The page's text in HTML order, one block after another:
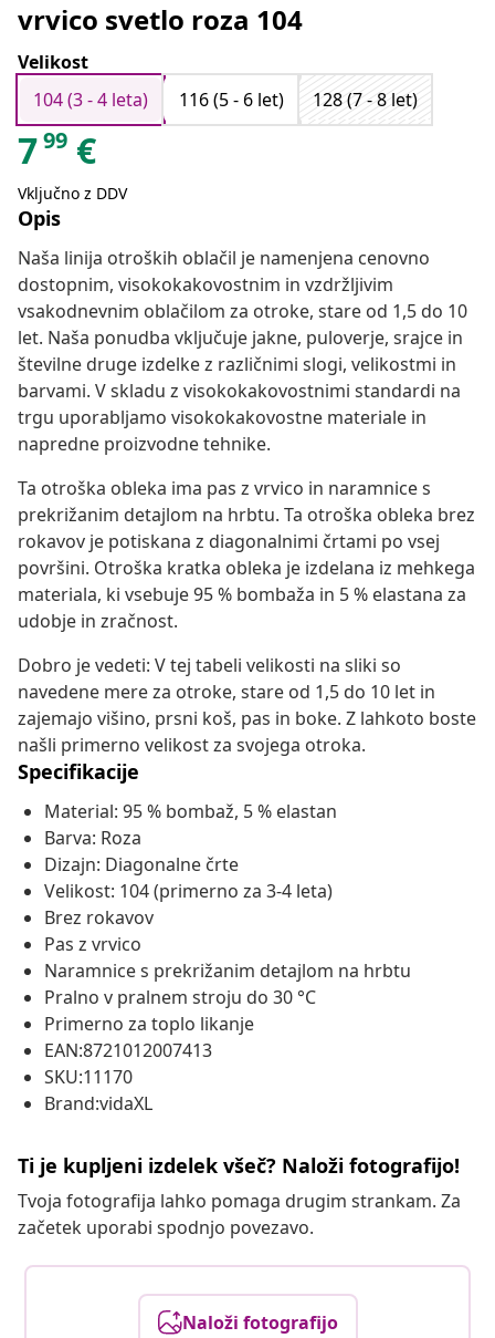
vrvico svetlo roza 104
Velikost
104 (3 - 4 leta)
116 (5 - 6 let) 128 (7 - 8 let)
799 €
Vključno z DDV
Opis
Naša linija otroških oblačil je namenjena cenovno
dostopnim, visokokakovostnim in vzdržljivim
vsakodnevnim oblačilom za otroke, stare od 1,5 do 10
let. Naša ponudba vključuje jakne, puloverje, srajce in
številne druge izdelke z različnimi slogi, velikostmi in
barvami. V skladu z visokokakovostnimi standardi na
trgu uporabljamo visokokakovostne materiale in
napredne proizvodne tehnike.
Ta otroška obleka ima pas z vrvico in naramnice s
prekrižanim detajlom na hrbtu. Ta otroška obleka brez
rokavov je potiskana z diagonalnimi črtami po vsej
površini. Otroška kratka obleka je izdelana iz mehkega
materiala, ki vsebuje 95 % bombaža in 5 % elastana za
udobje in zračnost.
Dobro je vedeti: V tej tabeli velikosti na sliki so
navedene mere za otroke, stare od 1,5 do 10 let in
zajemajo višino, prsni koš, pas in boke. Z lahkoto boste
našli primerno velikost za svojega otroka.
Specifikacije
Material: 95 % bombaž, 5 % elastan
Barva: Roza
Dizajn: Diagonalne črte
Velikost: 104 (primerno za 3-4 leta)
Brez rokavov
Pas z vrvico
Naramnice s prekrižanim detajlom na hrbtu
Pralno v pralnem stroju do 30 °C
Primerno za toplo likanje
EAN:8721012007413
SKU:11170
Brand:vidaXL
Ti je kupljeni izdelek všeč? Naloži fotografijo!
Tvoja fotografija lahko pomaga drugim strankam. Za
začetek uporabi spodnjo povezavo.
Naloži fotografijo